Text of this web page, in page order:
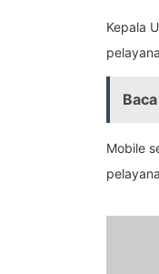
Kepala
Mobile